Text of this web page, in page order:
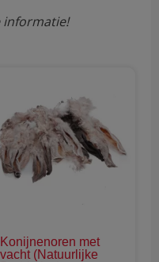
informatie!
Konijnenoren met
vacht (Natuurlijke